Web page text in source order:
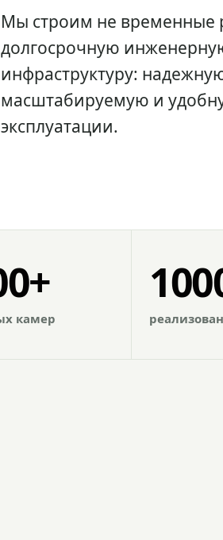
Мы строим не временные
долгосрочную
инфраструктуру:
масштабируемую и
эксплуатации.
камер